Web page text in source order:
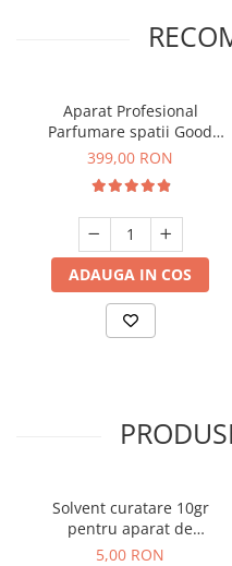
Aparat Profesional
Parfumare spatii Good
Scent GS 400, culoare alba
399,00 RON
ADAUGA IN COS
Solvent curatare 10gr
pentru aparat de
parfumare prin nebulizare
5,00 RON